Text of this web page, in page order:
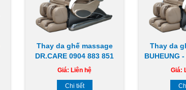
Thay da ghế massage
DR.CARE 0904 883 851
Giá: Liên hệ
Chi tiết
Thay da
BUHEUNG
Giá: